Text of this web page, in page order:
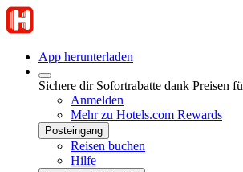
App herunterladen
Sichere dir Sofortrabatte dank Preisen
Anmelden
Mehr zu Hotels.com Rewards
Posteingang
Reisen buchen
Hilfe